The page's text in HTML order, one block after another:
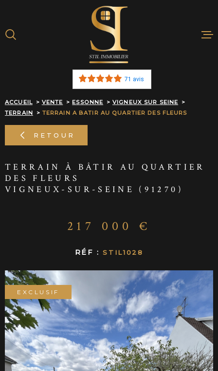
recherche
principal
ESTIMATION
ALERTE MAIL
71 avis
ACCUEIL VENTE ESSONNE
VIGNEUX SUR SEINE
TERRAIN
TERRAIN A BATIR AU QUARTIER DES FLEURS
RETOUR
TERRAIN À BÂTIR AU QUARTIER
DES FLEURS
VIGNEUX-SUR-SEINE (91270)
217 000 €
RÉF :STIL1028
EXCLUSIF